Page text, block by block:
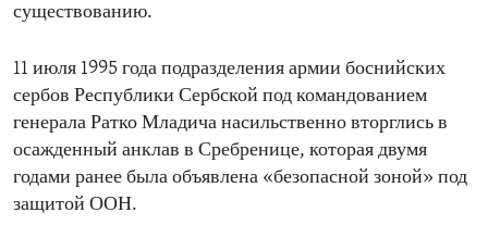
существованию.
11 июля 1995 года подразделения армии боснийских
сербов Республики Сербской под командованием
генерала Ратко Младича насильственно вторглись в
осажденный анклав в Сребренице, которая двумя
годами ранее была объявлена «безопасной зоной» под
защитой ООН.